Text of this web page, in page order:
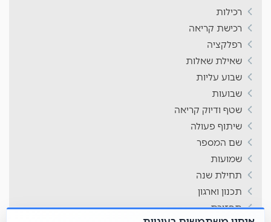
רכילות
רכישת קריאה
רפלקציה
שאילת שאלות
שבוע עליות
שבועות
שטף ודיוק קריאה
שיתוף פעולה
שם המספר
שמועות
תחילת שנה
תכנון וארגון
תפזורת